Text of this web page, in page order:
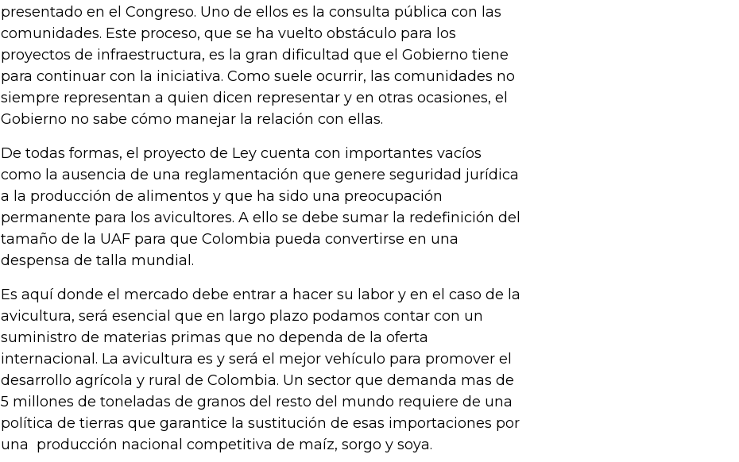
presentado en el Congreso. Uno de ellos es la consulta pública con las
comunidades. Este proceso, que se ha vuelto obstáculo para los
proyectos de infraestructura, es la gran dificultad que el Gobierno tiene
para continuar con la iniciativa. Como suele ocurrir, las comunidades no
siempre representan a quien dicen representar y en otras ocasiones, el
Gobierno no sabe cómo manejar la relación con ellas.
De todas formas, el proyecto de Ley cuenta con importantes vacíos
como la ausencia de una reglamentación que genere seguridad jurídica
a la producción de alimentos y que ha sido una preocupación
permanente para los avicultores. A ello se debe sumar la redefinición del
tamaño de la UAF para que Colombia pueda convertirse en una
despensa de talla mundial.
Es aquí donde el mercado debe entrar a hacer su labor y en el caso de la
avicultura, será esencial que en largo plazo podamos contar con un
suministro de materias primas que no dependa de la oferta
internacional. La avicultura es y será el mejor vehículo para promover el
desarrollo agrícola y rural de Colombia. Un sector que demanda mas de
5 millones de toneladas de granos del resto del mundo requiere de una
política de tierras que garantice la sustitución de esas importaciones por
una producción nacional competitiva de maíz, sorgo y soya.